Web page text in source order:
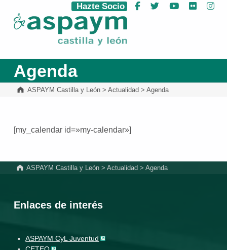
ASPAYM Castilla y León
Hazte Socio Facebook
Twitter YouTube
Flickr
Agenda
ASPAYM Castilla y León> Actualidad > Agenda
[my_calendar id=»my-calendar»]
ASPAYM Castilla y León >Actualidad >Agenda
Enlaces de interés
ASPAYM CyL Juventud